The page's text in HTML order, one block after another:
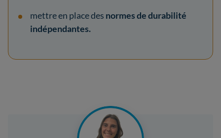
mettre en place des normes de durabilité
indépendantes.